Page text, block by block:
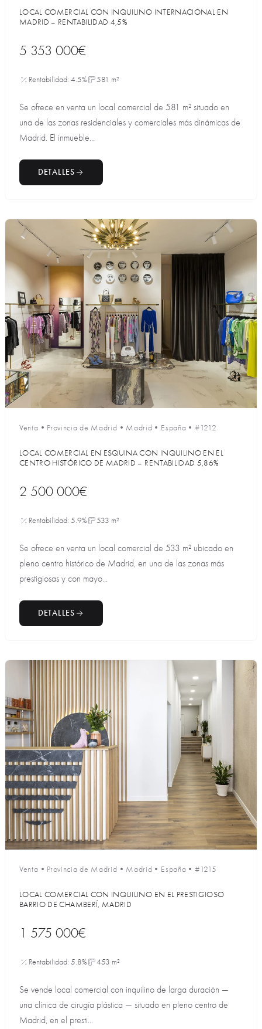
LOCAL COMERCIAL CON INQUILINO INTERNACIONAL EN
MADRID – RENTABILIDAD 4,5%
5 353 000€
Rentabilidad: 4.5% 581 m²
Se ofrece en venta un local comercial de 581 m² situado en
una de las zonas residenciales y comerciales más dinámicas de
Madrid. El inmueble...
DETALLES
Venta • Provincia de Madrid • Madrid • España •#1212
LOCAL COMERCIAL EN ESQUINA CON INQUILINO EN EL
CENTRO HISTÓRICO DE MADRID – RENTABILIDAD 5,86%
2 500 000€
Rentabilidad: 5.9% 533 m²
Se ofrece en venta un local comercial de 533 m² ubicado en
pleno centro histórico de Madrid, en una de las zonas más
prestigiosas y con mayo...
DETALLES
Venta • Provincia de Madrid • Madrid • España •#1215
LOCAL COMERCIAL CON INQUILINO EN EL PRESTIGIOSO
BARRIO DE CHAMBERÍ, MADRID
1 575 000€
Rentabilidad: 5.8% 453 m²
Se vende local comercial con inquilino de larga duración —
una clínica de cirugía plástica — situado en pleno centro de
Madrid, en el presti...